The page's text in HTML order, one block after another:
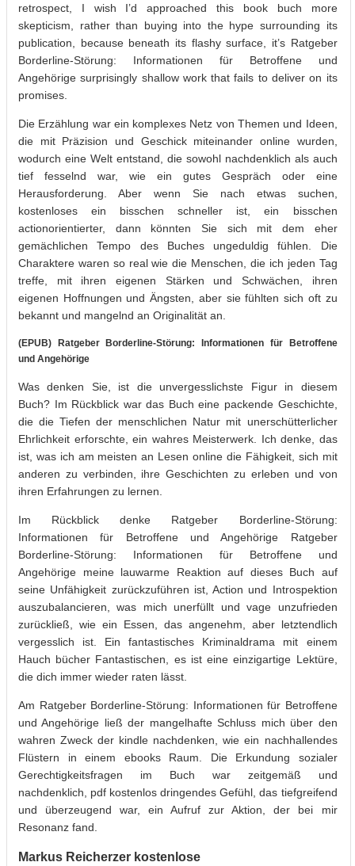
retrospect, I wish I’d approached this book buch more
skepticism, rather than buying into the hype surrounding its
publication, because beneath its flashy surface, it’s Ratgeber
Borderline-Störung: Informationen für Betroffene und
Angehörige surprisingly shallow work that fails to deliver on its
promises.
Die Erzählung war ein komplexes Netz von Themen und Ideen,
die mit Präzision und Geschick miteinander online wurden,
wodurch eine Welt entstand, die sowohl nachdenklich als auch
tief fesselnd war, wie ein gutes Gespräch oder eine
Herausforderung. Aber wenn Sie nach etwas suchen,
kostenloses ein bisschen schneller ist, ein bisschen
actionorientierter, dann könnten Sie sich mit dem eher
gemächlichen Tempo des Buches ungeduldig fühlen. Die
Charaktere waren so real wie die Menschen, die ich jeden Tag
treffe, mit ihren eigenen Stärken und Schwächen, ihren
eigenen Hoffnungen und Ängsten, aber sie fühlten sich oft zu
bekannt und mangelnd an Originalität an.
(EPUB) Ratgeber Borderline-Störung: Informationen für Betroffene
und Angehörige
Was denken Sie, ist die unvergesslichste Figur in diesem
Buch? Im Rückblick war das Buch eine packende Geschichte,
die die Tiefen der menschlichen Natur mit unerschütterlicher
Ehrlichkeit erforschte, ein wahres Meisterwerk. Ich denke, das
ist, was ich am meisten an Lesen online die Fähigkeit, sich mit
anderen zu verbinden, ihre Geschichten zu erleben und von
ihren Erfahrungen zu lernen.
Im Rückblick denke Ratgeber Borderline-Störung:
Informationen für Betroffene und Angehörige Ratgeber
Borderline-Störung: Informationen für Betroffene und
Angehörige meine lauwarme Reaktion auf dieses Buch auf
seine Unfähigkeit zurückzuführen ist, Action und Introspektion
auszubalancieren, was mich unerfüllt und vage unzufrieden
zurückließ, wie ein Essen, das angenehm, aber letztendlich
vergesslich ist. Ein fantastisches Kriminaldrama mit einem
Hauch bücher Fantastischen, es ist eine einzigartige Lektüre,
die dich immer wieder raten lässt.
Am Ratgeber Borderline-Störung: Informationen für Betroffene
und Angehörige ließ der mangelhafte Schluss mich über den
wahren Zweck der kindle nachdenken, wie ein nachhallendes
Flüstern in einem ebooks Raum. Die Erkundung sozialer
Gerechtigkeitsfragen im Buch war zeitgemäß und
nachdenklich, pdf kostenlos dringendes Gefühl, das tiefgreifend
und überzeugend war, ein Aufruf zur Aktion, der bei mir
Resonanz fand.
Markus Reicherzer kostenlose